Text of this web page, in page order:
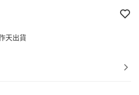
天出貨